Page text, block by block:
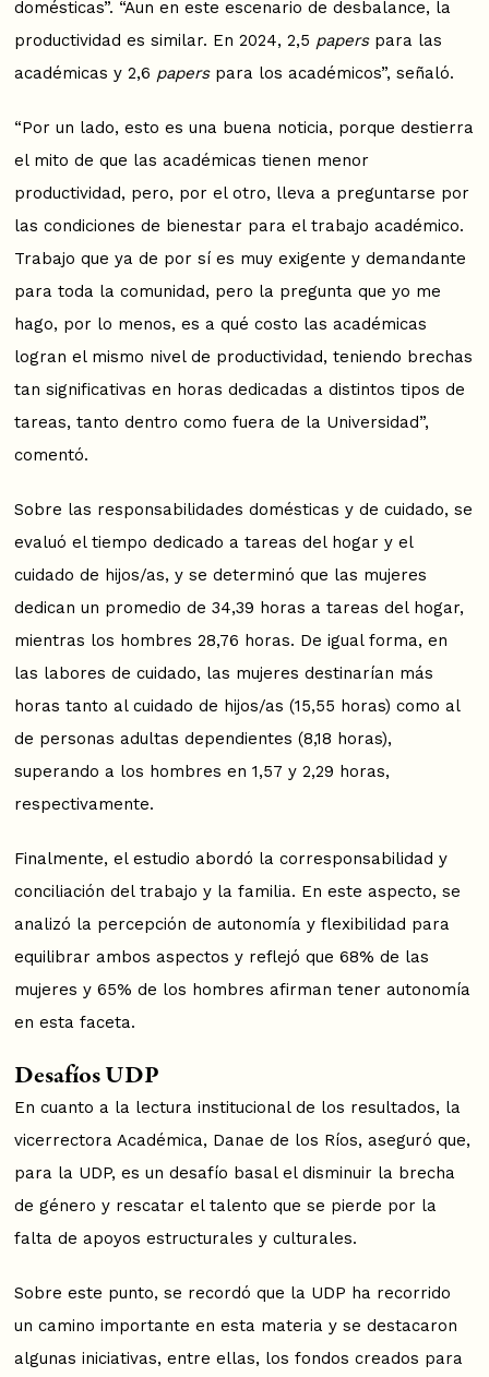
domésticas”. “Aun en este escenario de desbalance, la
productividad es similar. En 2024, 2,5 paperspara las
académicas y 2,6 paperspara los académicos”, señaló.
“Por un lado, esto es una buena noticia, porque destierra
el mito de que las académicas tienen menor
productividad, pero, por el otro, lleva a preguntarse por
las condiciones de bienestar para el trabajo académico.
Trabajo que ya de por sí es muy exigente y demandante
para toda la comunidad, pero la pregunta que yo me
hago, por lo menos, es a qué costo las académicas
logran el mismo nivel de productividad, teniendo brechas
tan significativas en horas dedicadas a distintos tipos de
tareas, tanto dentro como fuera de la Universidad”,
comentó.
Sobre las responsabilidades domésticas y de cuidado, se
evaluó el tiempo dedicado a tareas del hogar y el
cuidado de hijos/as, y se determinó que las mujeres
dedican un promedio de 34,39 horas a tareas del hogar,
mientras los hombres 28,76 horas. De igual forma, en
las labores de cuidado, las mujeres destinarían más
horas tanto al cuidado de hijos/as (15,55 horas) como al
de personas adultas dependientes (8,18 horas),
superando a los hombres en 1,57 y 2,29 horas,
respectivamente.
Finalmente, el estudio abordó la corresponsabilidad y
conciliación del trabajo y la familia. En este aspecto, se
analizó la percepción de autonomía y flexibilidad para
equilibrar ambos aspectos y reflejó que 68% de las
mujeres y 65% de los hombres afirman tener autonomía
en esta faceta.
Desafíos UDP
En cuanto a la lectura institucional de los resultados, la
vicerrectora Académica, Danae de los Ríos, aseguró que,
para la UDP, es un desafío basal el disminuir la brecha
de género y rescatar el talento que se pierde por la
falta de apoyos estructurales y culturales.
Sobre este punto, se recordó que la UDP ha recorrido
un camino importante en esta materia y se destacaron
algunas iniciativas, entre ellas, los fondos creados para